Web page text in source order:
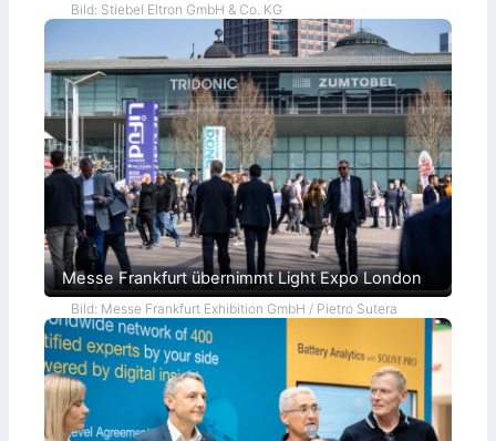
Bild: Stiebel Eltron GmbH & Co. KG
Messe Frankfurt übernimmt Light Expo London
Bild: Messe Frankfurt Exhibition GmbH / Pietro Sutera